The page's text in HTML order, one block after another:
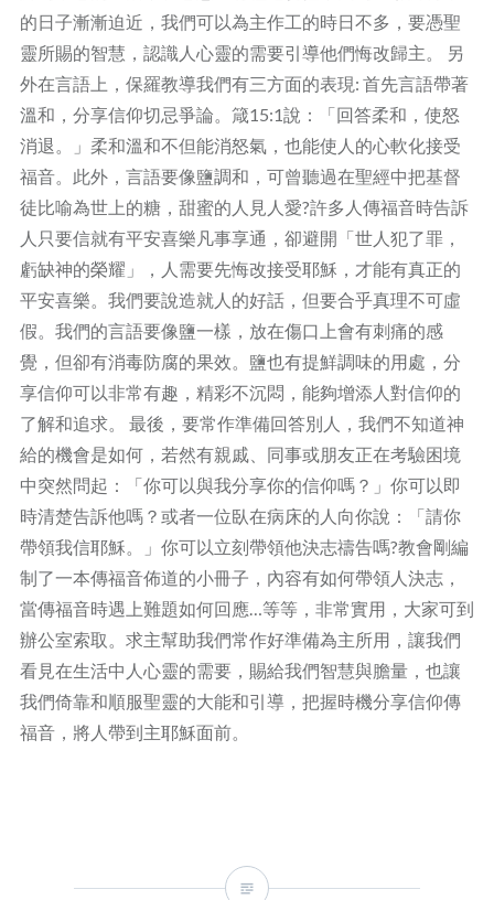
的日子漸漸迫近，我們可以為主作工的時日不多，要憑聖
靈所賜的智慧，認識人心靈的需要引導他們悔改歸主。 另
外在言語上，保羅教導我們有三方面的表現: 首先言語帶著
溫和，分享信仰切忌爭論。箴15:1說：「回答柔和，使怒
消退。」柔和溫和不但能消怒氣，也能使人的心軟化接受
福音。此外，言語要像鹽調和，可曾聽過在聖經中把基督
徒比喻為世上的糖，甜蜜的人見人愛?許多人傳福音時告訴
人只要信就有平安喜樂凡事享通，卻避開「世人犯了罪，
虧缺神的榮耀」，人需要先悔改接受耶穌，才能有真正的
平安喜樂。我們要說造就人的好話，但要合乎真理不可虛
假。我們的言語要像鹽一樣，放在傷口上會有刺痛的感
覺，但卻有消毒防腐的果效。鹽也有提鮮調味的用處，分
享信仰可以非常有趣，精彩不沉悶，能夠增添人對信仰的
了解和追求。 最後，要常作準備回答別人，我們不知道神
給的機會是如何，若然有親戚、同事或朋友正在考驗困境
中突然問起：「你可以與我分享你的信仰嗎？」你可以即
時清楚告訴他嗎？或者一位臥在病床的人向你說：「請你
帶領我信耶穌。」你可以立刻帶領他決志禱告嗎?教會剛編
制了一本傳福音佈道的小冊子，內容有如何帶領人決志，
當傳福音時遇上難題如何回應…等等，非常實用，大家可到
辦公室索取。求主幫助我們常作好準備為主所用，讓我們
看見在生活中人心靈的需要，賜給我們智慧與膽量，也讓
我們倚靠和順服聖靈的大能和引導，把握時機分享信仰傳
福音，將人帶到主耶穌面前。